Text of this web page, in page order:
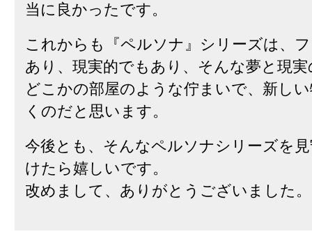
当に良かったです。
これからも『ペルソナ』シリーズは、
あり、現実的でもあり、そんな夢と現
どこかの部屋のような佇まいで、新し
くのだと思います。
今後とも、そんなペルソナシリーズを
けたら嬉しいです。
改めまして、ありがとうございました。